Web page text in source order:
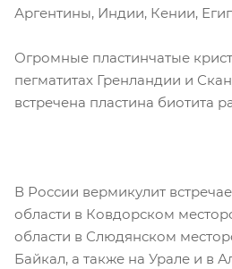
Аргентины, Индии, Кении,
Огромные пластинчатые
пегматитах Гренландии и
встречена пластина биотита
В России вермикулит
области в Ковдорском
области в Слюдянском
Байкал, а также на Урале и в